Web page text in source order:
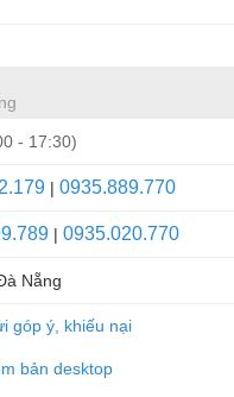
- 17:30)
| 0935.889.770
| 0935.020.770
Nẵng
góp ý, khiếu nại
bản desktop